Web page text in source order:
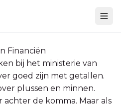
Financiën
bij het ministerie van
goed zijn met getallen.
plussen en minnen.
achter de komma. Maar als